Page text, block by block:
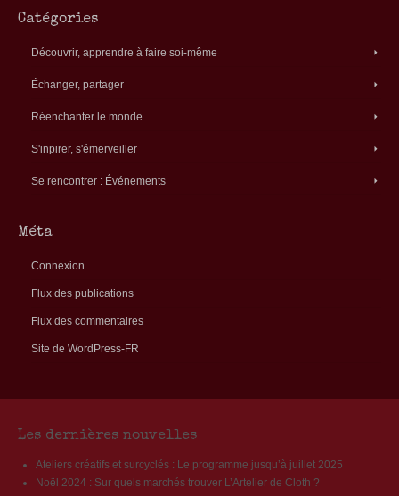
Catégories
Découvrir, apprendre à faire soi-même
Échanger, partager
Réenchanter le monde
S'inpirer, s'émerveiller
Se rencontrer : Événements
Méta
Connexion
Flux des publications
Flux des commentaires
Site de WordPress-FR
Les dernières nouvelles
Ateliers créatifs et surcyclés : Le programme jusqu’à juillet 2025
Noël 2024 : Sur quels marchés trouver L’Artelier de Cloth ?